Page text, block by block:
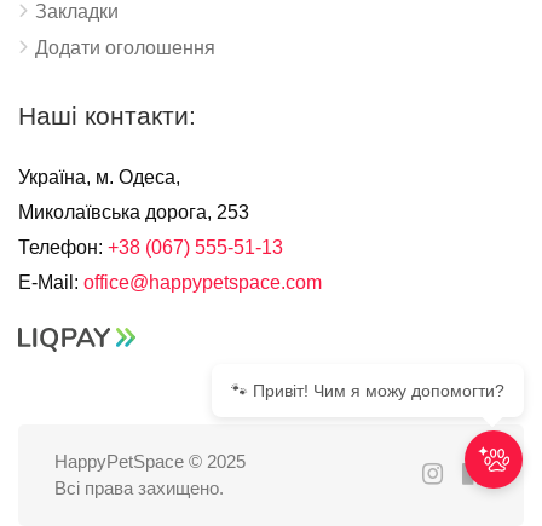
Закладки
Додати оголошення
Наші контакти:
Україна, м. Одеса,
Миколаївська дорога, 253
Телефон: +38 (067) 555-51-13
E-Mail: office@happypetspace.com
HappyPetSpace © 2025
Всі права захищено.
🐾 Привіт! Чим я можу допомогти?